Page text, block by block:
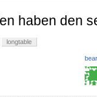
haben den
longtable